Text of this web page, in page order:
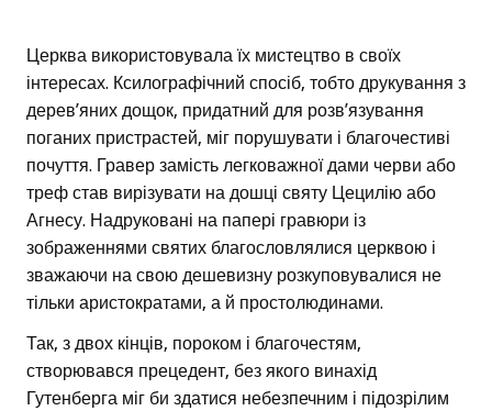
Церква використовувала їх мистецтво в своїх
інтересах. Ксилографічний спосіб, тобто друкування з
дерев’яних дощок, придатний для розв’язування
поганих пристрастей, міг порушувати і благочестиві
почуття. Гравер замість легковажної дами черви або
треф став вирізувати на дошці святу Цецилію або
Агнесу. Надруковані на папері гравюри із
зображеннями святих благословлялися церквою і
зважаючи на свою дешевизну розкуповувалися не
тільки аристократами, а й простолюдинами.
Так, з двох кінців, пороком і благочестям,
створювався прецедент, без якого винахід
Гутенберга міг би здатися небезпечним і підозрілим